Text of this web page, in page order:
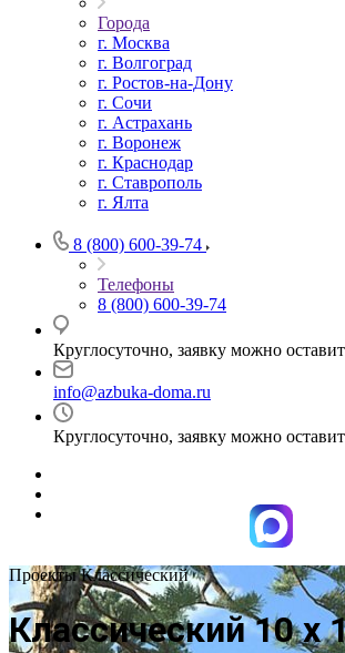
Города
г. Москва
г. Волгоград
г. Ростов-на-Дону
г. Сочи
г. Астрахань
г. Воронеж
г. Краснодар
г. Ставрополь
г. Ялта
8 (800) 600-39-74
Телефоны
8 (800) 600-39-74
Круглосуточно, заявку можно
info@azbuka-doma.ru
Круглосуточно, заявку можно
Проекты Классический
Классический 10 х